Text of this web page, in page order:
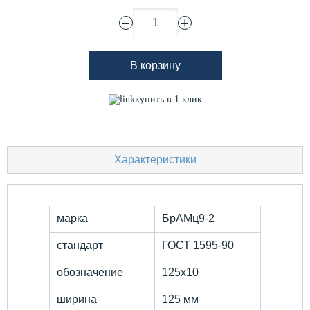
1
В корзину
купить в 1 клик
Характеристики
марка БрАМц9-2
стандарт ГОСТ 1595-90
обозначение 125х10
ширина 125 мм